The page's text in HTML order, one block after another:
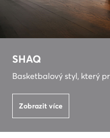
SHAQ
Basketbalový styl, který
Zobrazit více